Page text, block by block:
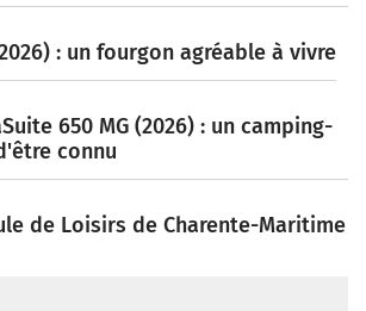
: un fourgon agréable à vivre
650 MG (2026) : un camping-
connu
de Loisirs de Charente-Maritime